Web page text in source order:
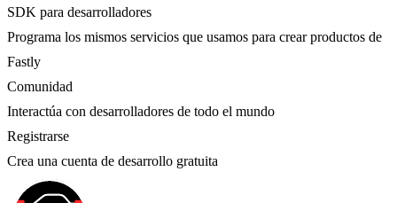
SDK para desarrolladores
Programa los mismos servicios que usamos para crear productos de
Fastly
Comunidad
Interactúa con desarrolladores de todo el mundo
Registrarse
Crea una cuenta de desarrollo gratuita